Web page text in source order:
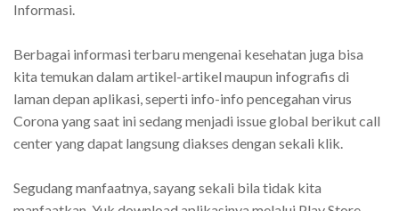
Informasi.
Berbagai informasi terbaru mengenai kesehatan juga bisa
kita temukan dalam artikel-artikel maupun infografis di
laman depan aplikasi, seperti info-info pencegahan virus
Corona yang saat ini sedang menjadi issue global berikut call
center yang dapat langsung diakses dengan sekali klik.
Segudang manfaatnya, sayang sekali bila tidak kita